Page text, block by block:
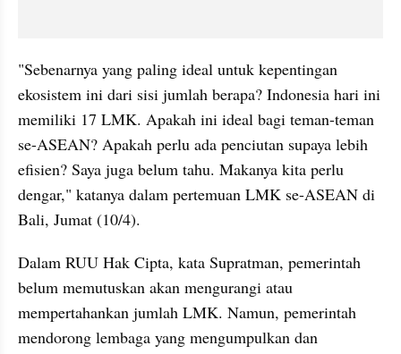
"Sebenarnya yang paling ideal untuk kepentingan
ekosistem ini dari sisi jumlah berapa? Indonesia hari ini
memiliki 17 LMK. Apakah ini ideal bagi teman-teman
se-ASEAN? Apakah perlu ada penciutan supaya lebih
efisien? Saya juga belum tahu. Makanya kita perlu
dengar," katanya dalam pertemuan LMK se-ASEAN di
Bali, Jumat (10/4).
Dalam RUU Hak Cipta, kata Supratman, pemerintah
belum memutuskan akan mengurangi atau
mempertahankan jumlah LMK. Namun, pemerintah
mendorong lembaga yang mengumpulkan dan